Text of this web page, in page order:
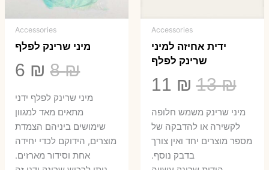
Accessories
ידית אחיזה למיני
שרינק לפלף
13₪
המחיר
המקורי
היה:
13 ₪.
11 ₪
הוא:
​מיני שרינק משמש חלופה
לקשירה או להדבקה של
מספר מוצרים יחד ואין צורך
בדבק נוסף.
Accessories
מיני שרינק לפלף
8₪
היה:
8 ₪.
6 ₪
6 ₪.
מיני שרינק לפלף ידני
מתאים מאד למגוון
שימושים ביניהם הצמדת
מוצרים, הידוקם לכדי יחידה
אחת וסידור מארזים.